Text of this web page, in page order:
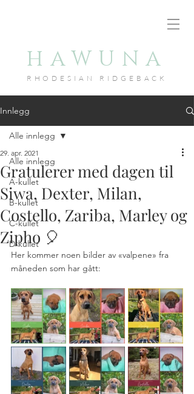
HAWUNA
RHODESIAN RID GEBACK
Innlegg
Alle innlegg
A-kullet
B-kullet
C-kullet
D-kullet
Alle innlegg
Gratulerer med dagen til
Siwa, Dexter, Milan,
Costello, Zariba, Marley og
Zipho 🎈
29. apr. 2021
Her kommer noen bilder av «valpene» fra
måneden som har gått: